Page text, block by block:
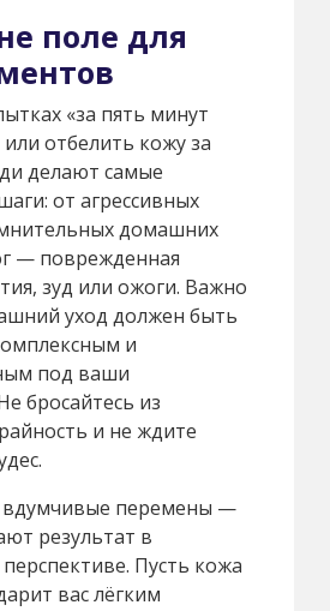
поле для
«за пять минут
отбелить кожу за
делают самые
от агрессивных
домашних
— поврежденная
зуд или ожоги. Важно
уход должен быть
и
под ваши
бросайтесь из
и не ждите
вдумчивые перемены —
результат в
Пусть кожа
вас лёгким